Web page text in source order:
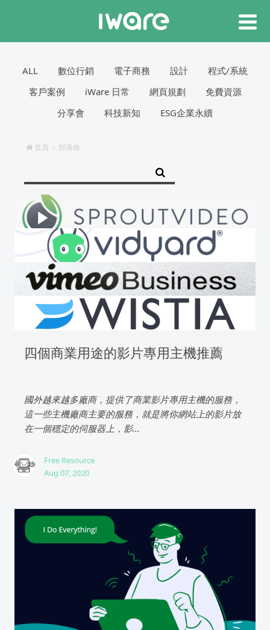
ALL 數位行銷 電子商務 設計
程式/系統
客戶案例
iWare 日常 網頁規劃
免費資源
分享會
科技新知 ESG企業永續
首頁 部落格
四個商業用途的影片專用主機推薦
國外越來越多廠商，提供了商業影片專用主機的服務，
這一些主機廠商主要的服務，就是將你網站上的影片放
在一個穩定的伺服器上，影...
Free Resource
Aug 07, 2020